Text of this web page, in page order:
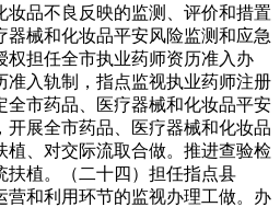
妆品不良反映的监测、评价和措置
器械和化妆品平安风险监测和应急
权担任全市执业药师资历准入办
准入轨制，指点监视执业药师注册
全市药品、医疗器械和化妆品平安
开展全市药品、医疗器械和化妆品
植、对交际流取合做。推进查验检
扶植。（二十四）担任指点县
营和利用环节的监视办理工做。办